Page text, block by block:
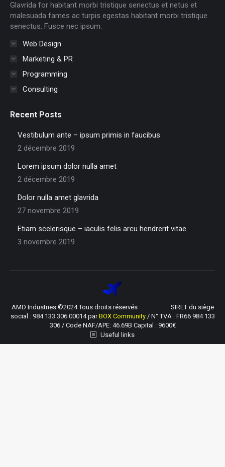
windowwindowwindowwindowwindowwindow
Glavrida for habitant morbi tristique senectus et netus et
malesuada fames ac turpis egestas habitant morbi tristique
senectus. Fusce nec ipsum.
Web Design
Marketing & PR
Programming
Consulting
Recent Posts
Vestibulum ante – ipsum primis in faucibus
2 décembre 2019
Lorem ipsum dolor nulla amet
2 décembre 2019
Dolor nulla amet glavrida
27 novembre 2019
Etiam scelerisque – iaculis felis arcu hendrerit vitae
3 novembre 2019
AMD Industries ©2024 Tous droits réservés SIRET du siège
social : 984 133 306 00014 parBOX Community / N° TVA : FR66 984 133
306 / Code NAF/APE: 46.69B Capital : 9600€
Useful links